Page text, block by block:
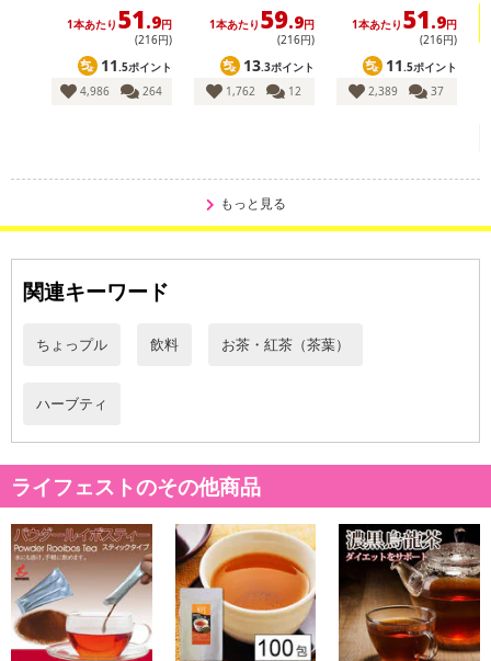
・お召し上がり方：
＜美味しい飲み方＞
■煮出す場合：ティーバッグを500〜1000ccの熱湯に入れ、7〜8
分ほど煮立たせてください。
■水出しの場合：500mlの水にティーバッグ1袋を入れます。冷蔵
庫で3〜4時間冷やし、お好みの濃さになったら、ティーバッグを取
り出してお召し上がりください。
・注意事項：保存方法：高温、多湿を避け、冷暗所に保存下さい。
開封後はお早めにお飲み下さい。
注意事項
商品到着時点でのお日持ち期間は、配送日数などにより異なります
のでご了承ください。
【キャンセルについて】
記載されている内容を必ずご確認いただき、お届けする商品セット
にご納得いただきましたうえでお申し込みください。
※パッケージ変更や商品リニューアル（成分など含む）等により、
参考の掲載画像や画像内のバーコードなど、お届け商品と多少異な
る場合がございます。
1本あたり 51.9円
(216円)
11.5ポイント
4,986
264
1本あたり 59.9円
(216円)
13.3ポイント
1,762
12
1本あたり 51.9円
(216円)
11.5ポイント
2,389
37
もっと見る
関連キーワード
ちょっプル 飲料 お茶・紅茶（茶葉）
ハーブティ
ライフェストのその他商品